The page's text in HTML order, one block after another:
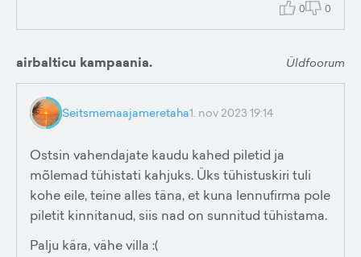
0 0
airbalticu kampaania. Üldfoorum
Seitsmemaajameretaha1. nov 2023 19:14
Ostsin vahendajate kaudu kahed piletid ja
mõlemad tühistati kahjuks. Üks tühistuskiri tuli
kohe eile, teine alles täna, et kuna lennufirma pole
piletit kinnitanud, siis nad on sunnitud tühistama.
Palju kära, vähe villa :(